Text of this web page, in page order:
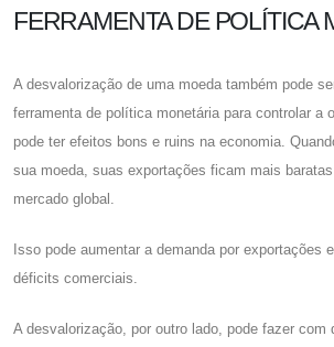
FERRAMENTA DE POLÍTICA
A desvalorização de uma moeda também pode
ferramenta de política monetária para controlar a
pode ter efeitos bons e ruins na economia.
sua moeda, suas exportações ficam mais
mercado global.
Isso pode aumentar a demanda por exportações
déficits comerciais.
A desvalorização, por outro lado, pode fazer com